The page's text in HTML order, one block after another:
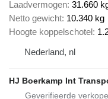
Laadvermogen 31.660
Netto gewicht 10.340 kg
Hoogte koppelschotel
Nederland, nl
HJ Boerkamp Int